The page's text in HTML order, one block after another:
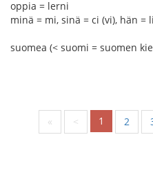
oppia = lerni
minä = mi, sinä = ci (vi), hän =
suomea (< suomi = suomen
« < 1 2